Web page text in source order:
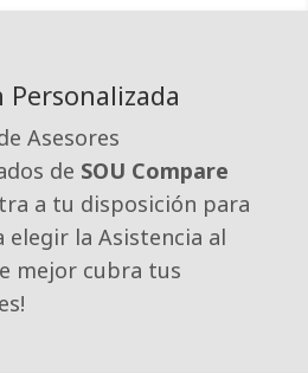
Asesores
de SOU Compare
a tu disposición para
elegir la Asistencia al
mejor cubra tus